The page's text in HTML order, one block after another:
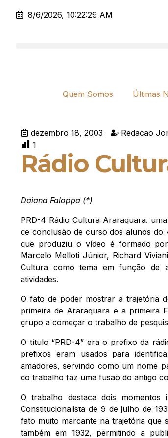
8/6/2026, 10:22:29 AM
Quem Somos Últimas
dezembro 18, 2003
Redacao
1
Rádio
Daiana Faloppa (*)
PRD-4 Rádio Cultura Araraquara:
de conclusão de curso dos alunos
que produziu o vídeo é formado
Marcelo Melloti Júnior, Richard
Cultura como tema em função de
atividades.
O fato de poder mostrar a trajetória
primeira de Araraquara e a primeira
grupo a começar o trabalho de
O título “PRD-4” era o prefixo da
prefixos eram usados para
amadores, servindo como um nome
do trabalho faz uma fusão do antigo
O trabalho destaca dois momentos
Constitucionalista de 9 de julho de
fato muito marcante na trajetória que
também em 1932, permitindo a